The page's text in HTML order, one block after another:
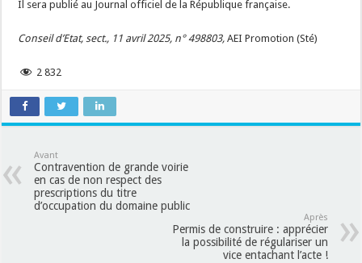
Il sera publié au Journal officiel de la République française.
Conseil d’Etat, sect., 11 avril 2025, n° 498803, AEI Promotion (Sté)
2 832
Avant
Contravention de grande voirie
en cas de non respect des
prescriptions du titre
d’occupation du domaine public
Après
Permis de construire : apprécier
la possibilité de régulariser un
vice entachant l’acte !